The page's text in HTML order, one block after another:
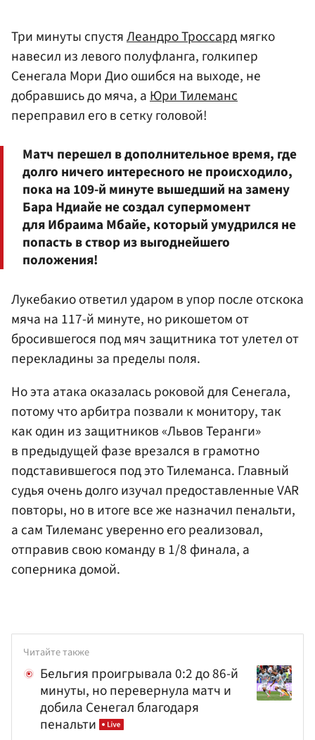
Три минуты спустяЛеандро Троссардмягко
навесил из левого полуфланга, голкипер
Сенегала Мори Дио ошибся на выходе, не
добравшись до мяча, аЮри Тилеманс
переправил его в сетку головой!
Матч перешел в дополнительное время, где
долго ничего интересного не происходило,
пока на 109-й минуте вышедший на замену
Бара Ндиайе не создал супермомент
для Ибраима Мбайе, который умудрился не
попасть в створ из выгоднейшего
положения!
Лукебакио ответил ударом в упор после отскока
мяча на 117-й минуте, но рикошетом от
бросившегося под мяч защитника тот улетел от
перекладины за пределы поля.
Но эта атака оказалась роковой для Сенегала,
потому что арбитра позвали к монитору, так
как один из защитников «Львов Теранги»
в предыдущей фазе врезался в грамотно
подставившегося под это Тилеманса. Главный
судья очень долго изучал предоставленные VAR
повторы, но в итоге все же назначил пенальти,
а сам Тилеманс уверенно его реализовал,
отправив свою команду в 1/8 финала, а
соперника домой.
Читайте также
Бельгия проигрывала 0:2 до 86-й
минуты, но перевернула матч и
добила Сенегал благодаря
пенальти